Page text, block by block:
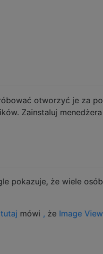
otworzyć je za
Zainstaluj
pokazuje, że wiele
tutaj mówi , że Image